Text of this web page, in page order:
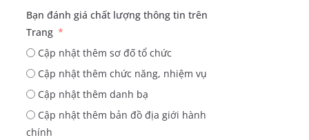
Bạn đánh giá chất lượng thông tin trên
Trang
Cập nhật thêm sơ đố tổ chức
Cập nhật thêm chức năng, nhiệm vụ
Cập nhật thêm danh bạ
Cập nhật thêm bản đồ địa giới hành
chính